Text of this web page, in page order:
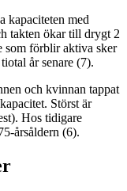
kapaciteten med
takten ökar till drygt 2
som förblir aktiva sker
år senare (7).
och kvinnan tappat
Störst är
Hos tidigare
årsåldern (6).